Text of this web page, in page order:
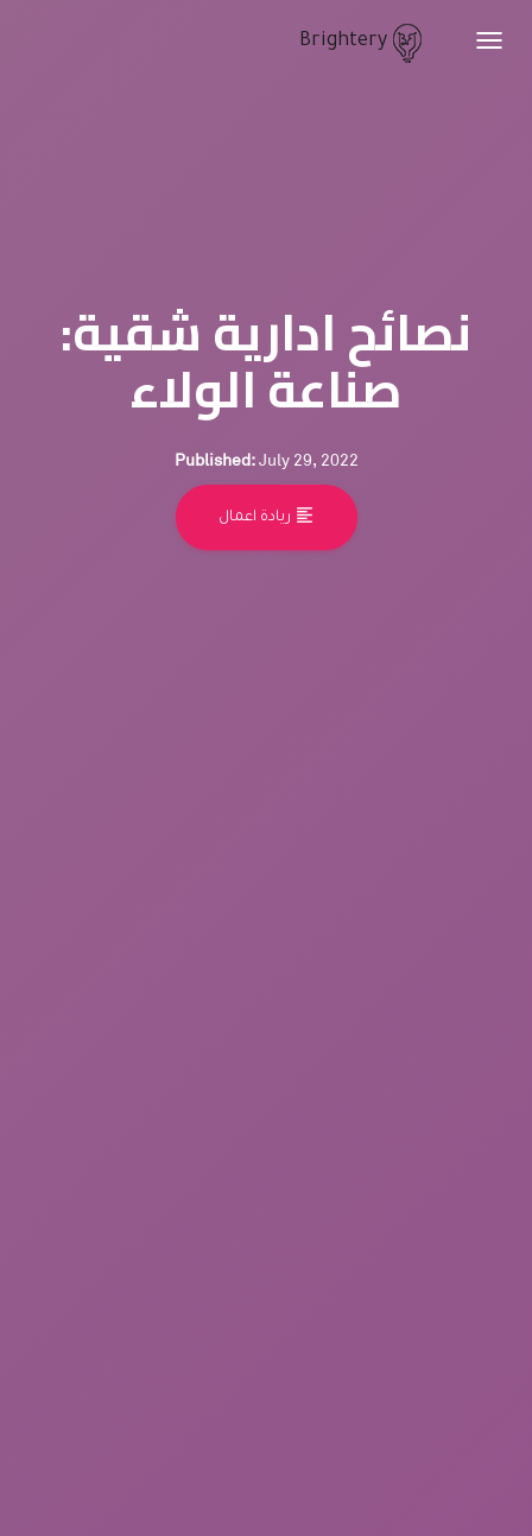
Toggle
Brightery
نصائح ادارية شقية:
صناعة الولاء
Published:July 29, 2022
format_align_left ريادة اعمال